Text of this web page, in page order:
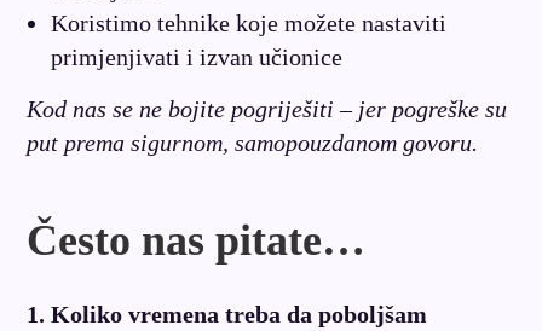
Koristimo tehnike koje možete nastaviti
primjenjivati i izvan učionice
Kod nas se ne bojite pogriješiti – jer pogreške su
put prema sigurnom, samopouzdanom govoru.
Često nas pitate…
1. Koliko vremena treba da poboljšam